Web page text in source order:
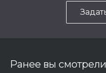
Ранее вы смотрели